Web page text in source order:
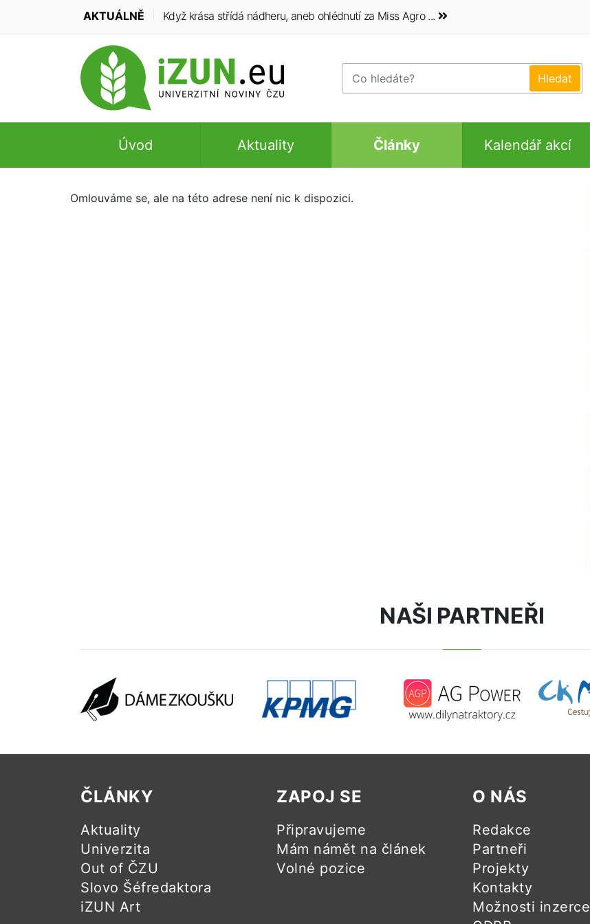
AKTUÁLNĚ Když krása střídá nádheru, aneb ohlédnutí za Miss Agro ...
Úvod Aktuality Články Kalendář akcí
Omlouváme se, ale na této adrese není nic k dispozici.
NAŠI PARTNEŘI
ČLÁNKY
Aktuality
Univerzita
Out of ČZU
Slovo Šéfredaktora
iZUN Art
ZAPOJ SE
Připravujeme
Mám námět na článek
Volné pozice
O NÁS
Redakce
Partneři
Projekty
Kontakty
Možnosti inzerce